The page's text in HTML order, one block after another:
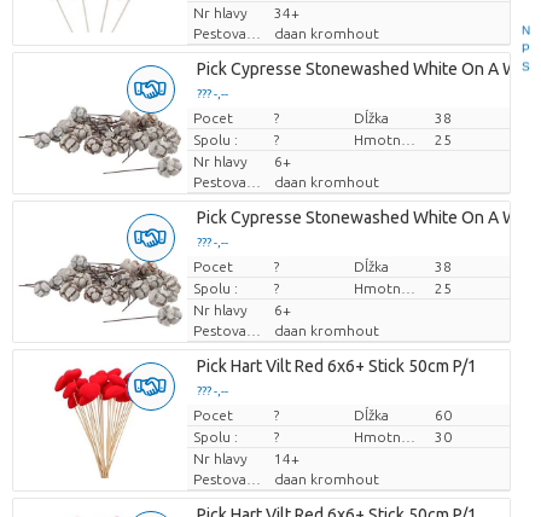
N
P
S
Nr hlavy
34+
daan kromhout
Pick Cypresse Stonewashed White On A
??? -,--
Cena za kus
Pocet ? Dĺžka
38
Spolu :
?
25
Nr hlavy
6+
daan kromhout
Pick Cypresse Stonewashed White On A
??? -,--
Cena za kus
Pocet ? Dĺžka
38
Spolu :
?
25
Nr hlavy
6+
daan kromhout
Pick Hart Vilt Red 6x6+ Stick 50cm P/1
??? -,--
Cena za kus
Pocet ? Dĺžka
60
Spolu :
?
30
Nr hlavy
14+
daan kromhout